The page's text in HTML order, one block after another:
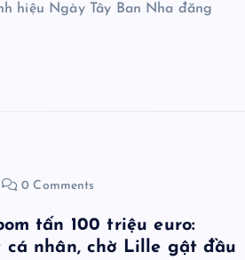
hiệu Ngày Tây Ban Nha đăng
0 Comments
tấn 100 triệu euro:
cá nhân, chờ Lille gật đầu